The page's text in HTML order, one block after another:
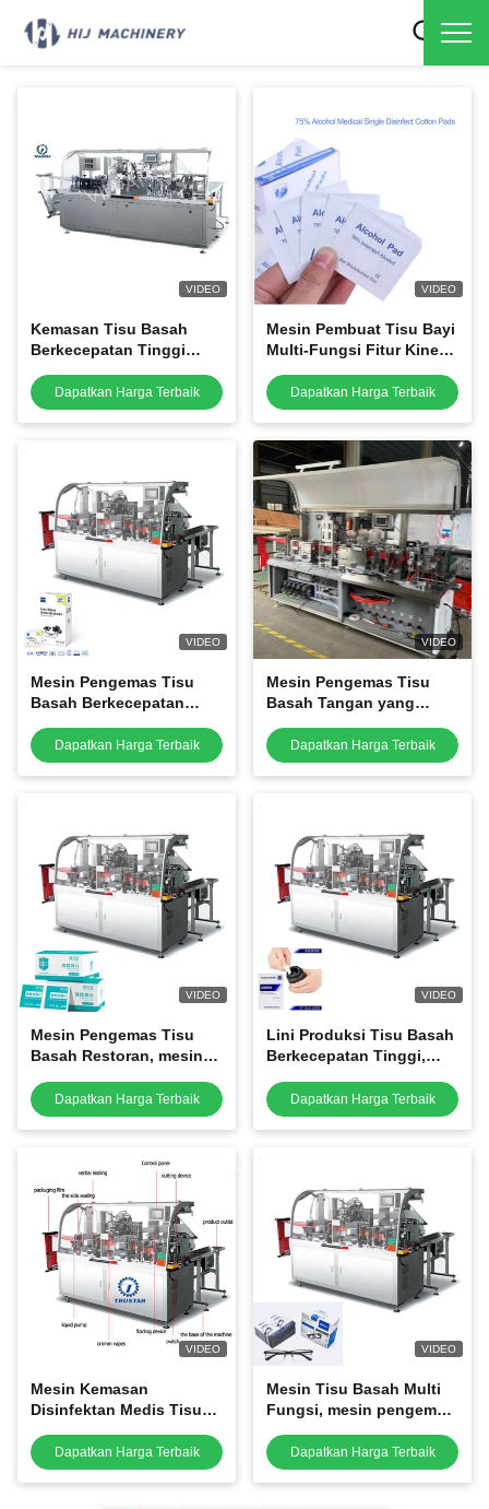
VIDEO
Kemasan Tisu Basah
Berkecepatan Tinggi
Satu Tahun, katering
mesin pembuat tisu
Dapatkan Harga Terbaik
VIDEO
Mesin Pembuat Tisu Bayi
Multi-Fungsi Fitur Kinerja
pengepakan pad alkohol
80 tas / mnt
Dapatkan Harga Terbaik
VIDEO
Mesin Pengemas Tisu
Basah Berkecepatan
tisu antifog
Dapatkan Harga Terbaik
VIDEO
Mesin Pengemas Tisu
Basah Tangan yang
pembuat tisu basah satu
potong portabel
Dapatkan Harga Terbaik
VIDEO
Mesin Pengemas Tisu
Basah Restoran, mesin
kemasan mini
Dapatkan Harga Terbaik
VIDEO
Lini Produksi Tisu Basah
Berkecepatan Tinggi,
Handuk Basah
Dapatkan Harga Terbaik
VIDEO
Mesin Kemasan
Disinfektan Medis Tisu
CE
Dapatkan Harga Terbaik
VIDEO
Mesin Tisu Basah Multi
Fungsi, mesin pengemas
kacamata
Dapatkan Harga Terbaik